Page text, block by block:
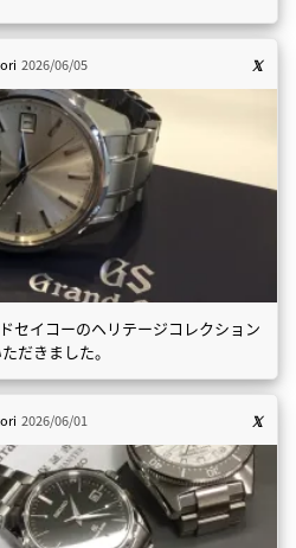
2026/06/05
セイコーのヘリテージコレクション
だきました。
2026/06/01